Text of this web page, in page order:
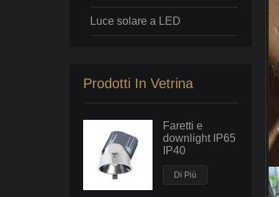
Luce solare a LED
Prodotti In Vetrina
Faretti e
downlight IP65
IP40
Di Più